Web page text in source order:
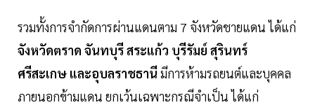
รวมทั้งการจำกัดการผ่านแดนตาม 7 จังหวัดชายแดน ได้แก่
จังหวัดตราด จันทบุรี สระแก้ว บุรีรัมย์ สุรินทร์
ศรีสะเกษ และอุบลราชธานี มีการห้ามรถยนต์และบุคคล
ภายนอกข้ามแดน ยกเว้นเฉพาะกรณีจำเป็น ได้แก่